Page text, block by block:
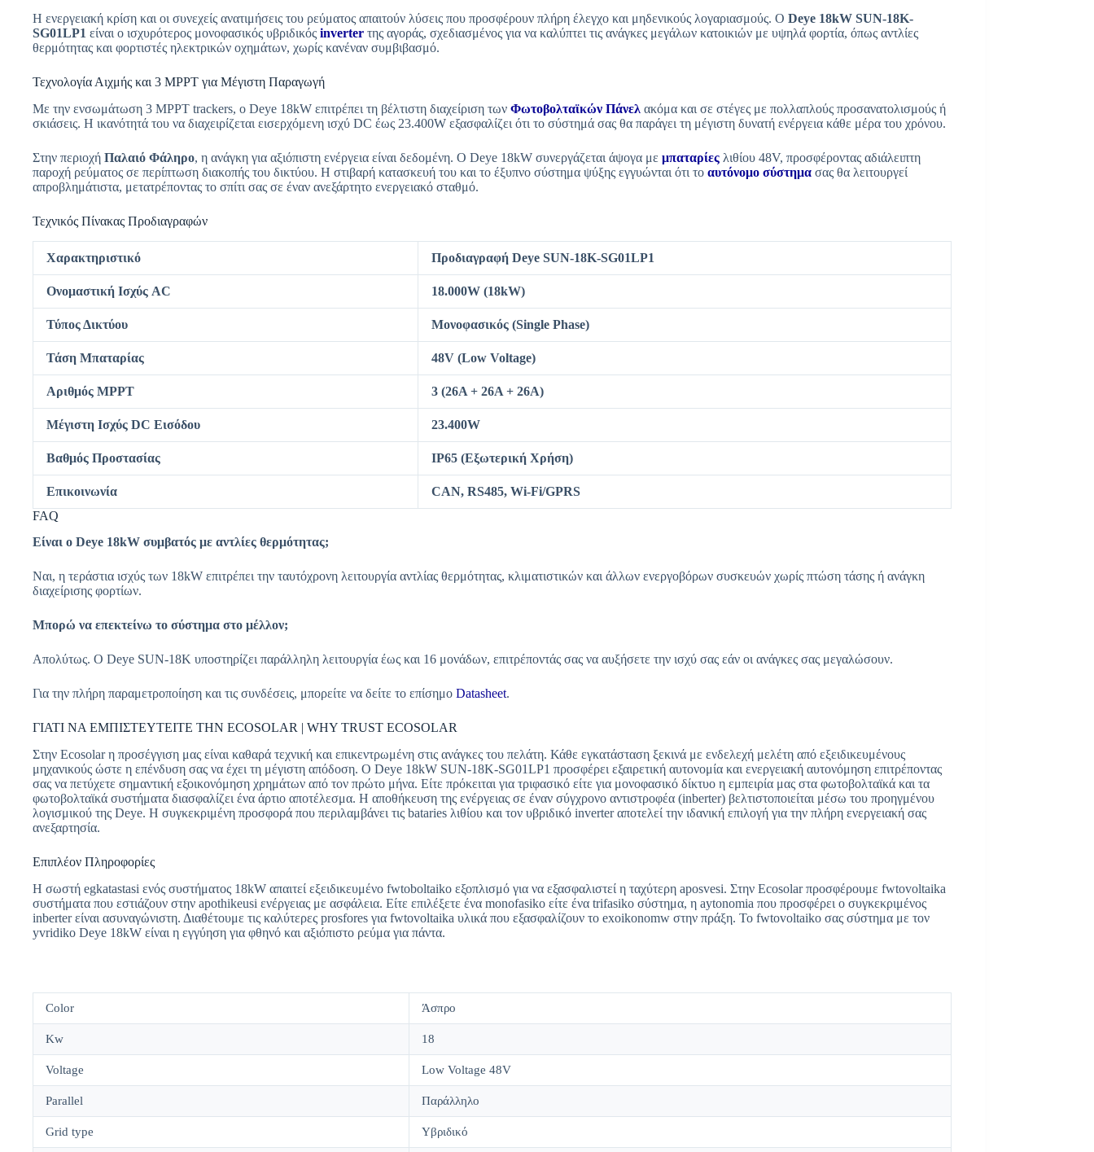
Η ενεργειακή κρίση και οι συνεχείς ανατιμήσεις του ρεύματος απαιτούν λύσεις που προσφέρουν πλήρη έλεγχο και μηδενικούς λογαριασμούς. Ο Deye 18kW SUN-18K-
SG01LP1 είναι ο ισχυρότερος μονοφασικός υβριδικός inverter της αγοράς, σχεδιασμένος για να καλύπτει τις ανάγκες μεγάλων κατοικιών με υψηλά φορτία, όπως αντλίες
θερμότητας και φορτιστές ηλεκτρικών οχημάτων, χωρίς κανέναν συμβιβασμό.
Τεχνολογία Αιχμής και 3 MPPT για Μέγιστη Παραγωγή
Με την ενσωμάτωση 3 MPPT trackers, ο Deye 18kW επιτρέπει τη βέλτιστη διαχείριση των Φωτοβολταϊκών Πάνελ ακόμα και σε στέγες με πολλαπλούς προσανατολισμούς ή
σκιάσεις. Η ικανότητά του να διαχειρίζεται εισερχόμενη ισχύ DC έως 23.400W εξασφαλίζει ότι το σύστημά σας θα παράγει τη μέγιστη δυνατή ενέργεια κάθε μέρα του χρόνου.
Στην περιοχή Παλαιό Φάληρο, η ανάγκη για αξιόπιστη ενέργεια είναι δεδομένη. Ο Deye 18kW συνεργάζεται άψογα με μπαταρίες λιθίου 48V, προσφέροντας αδιάλειπτη
παροχή ρεύματος σε περίπτωση διακοπής του δικτύου. Η στιβαρή κατασκευή του και το έξυπνο σύστημα ψύξης εγγυώνται ότι το αυτόνομο σύστημα σας θα λειτουργεί
απροβλημάτιστα, μετατρέποντας το σπίτι σας σε έναν ανεξάρτητο ενεργειακό σταθμό.
Τεχνικός Πίνακας Προδιαγραφών
Χαρακτηριστικό Προδιαγραφή Deye SUN-18K-SG01LP1
Ονομαστική Ισχύς AC 18.000W (18kW)
Τύπος Δικτύου Μονοφασικός (Single Phase)
Τάση Μπαταρίας 48V (Low Voltage)
Αριθμός MPPT 3 (26A + 26A + 26A)
Μέγιστη Ισχύς DC Εισόδου 23.400W
Βαθμός Προστασίας IP65 (Εξωτερική Χρήση)
Επικοινωνία
CAN, RS485, Wi-Fi/GPRS
FAQ
Είναι ο Deye 18kW συμβατός με αντλίες θερμότητας;
Ναι, η τεράστια ισχύς των 18kW επιτρέπει την ταυτόχρονη λειτουργία αντλίας θερμότητας, κλιματιστικών και άλλων ενεργοβόρων συσκευών χωρίς πτώση τάσης ή ανάγκη
διαχείρισης φορτίων.
Μπορώ να επεκτείνω το σύστημα στο μέλλον;
Απολύτως. Ο Deye SUN-18K υποστηρίζει παράλληλη λειτουργία έως και 16 μονάδων, επιτρέποντάς σας να αυξήσετε την ισχύ σας εάν οι ανάγκες σας μεγαλώσουν.
Για την πλήρη παραμετροποίηση και τις συνδέσεις, μπορείτε να δείτε το επίσημο Datasheet.
ΓΙΑΤΙ ΝΑ ΕΜΠΙΣΤΕΥΤΕΙΤΕ ΤΗΝ ECOSOLAR | WHY TRUST ECOSOLAR
Στην Ecosolar η προσέγγιση μας είναι καθαρά τεχνική και επικεντρωμένη στις ανάγκες του πελάτη. Κάθε εγκατάσταση ξεκινά με ενδελεχή μελέτη από εξειδικευμένους
μηχανικούς ώστε η επένδυση σας να έχει τη μέγιστη απόδοση. Ο Deye 18kW SUN-18K-SG01LP1 προσφέρει εξαιρετική αυτονομία και ενεργειακή αυτονόμηση επιτρέποντας
σας να πετύχετε σημαντική εξοικονόμηση χρημάτων από τον πρώτο μήνα. Είτε πρόκειται για τριφασικό είτε για μονοφασικό δίκτυο η εμπειρία μας στα φωτοβολταϊκά και τα
φωτοβολταϊκά συστήματα διασφαλίζει ένα άρτιο αποτέλεσμα. Η αποθήκευση της ενέργειας σε έναν σύγχρονο αντιστροφέα (inberter) βελτιστοποιείται μέσω του προηγμένου
λογισμικού της Deye. Η συγκεκριμένη προσφορά που περιλαμβάνει τις bataries λιθίου και τον υβριδικό inverter αποτελεί την ιδανική επιλογή για την πλήρη ενεργειακή σας
ανεξαρτησία.
Επιπλέον Πληροφορίες
Η σωστή egkatastasi ενός συστήματος 18kW απαιτεί εξειδικευμένο fwtoboltaiko εξοπλισμό για να εξασφαλιστεί η ταχύτερη aposvesi. Στην Ecosolar προσφέρουμε fwtovoltaika
συστήματα που εστιάζουν στην apothikeusi ενέργειας με ασφάλεια. Είτε επιλέξετε ένα monofasiko είτε ένα trifasiko σύστημα, η aytonomia που προσφέρει ο συγκεκριμένος
inberter είναι ασυναγώνιστη. Διαθέτουμε τις καλύτερες prosfores για fwtovoltaika υλικά που εξασφαλίζουν το exoikonomw στην πράξη. Το fwtovoltaiko σας σύστημα με τον
yvridiko Deye 18kW είναι η εγγύηση για φθηνό και αξιόπιστο ρεύμα για πάντα.
Color Άσπρο
Kw 18
Voltage Low Voltage 48V
Parallel Παράλληλο
Grid type Υβριδικό